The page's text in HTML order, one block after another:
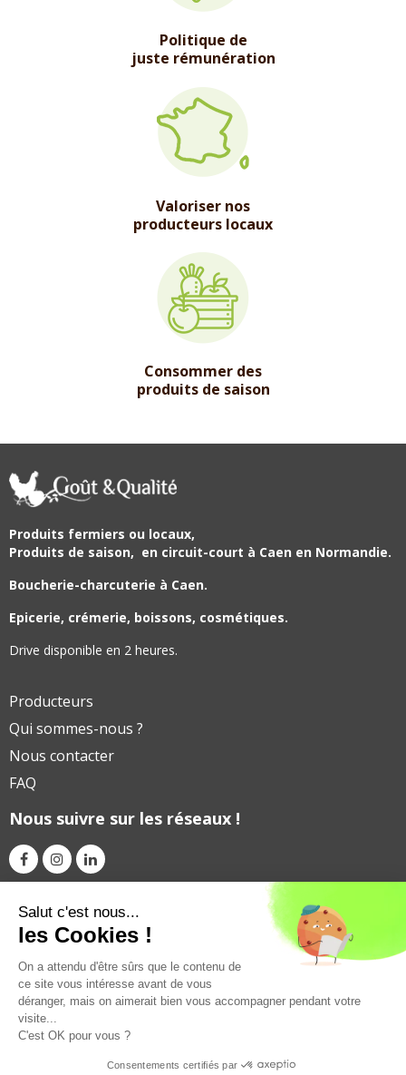
Politique de
juste rémunération
Valoriser nos
producteurs locaux
Consommer des
produits de saison
Produits fermiers ou locaux,
Produits de saison, en circuit-court à Caen en Normandie.
Boucherie-charcuterie à Caen.
Epicerie, crémerie, boissons, cosmétiques.
Drive disponible en 2 heures.
Producteurs
Qui sommes-nous ?
Nous contacter
FAQ
Nous suivre sur les réseaux !
Avec le soutien financier de
Salut c'est nous...
les Cookies !
On a attendu d'être sûrs que le contenu de
ce site vous intéresse avant de vous
déranger, mais on aimerait bien vous accompagner pendant votre
visite...
C'est OK pour vous ?
Consentements certifiés par